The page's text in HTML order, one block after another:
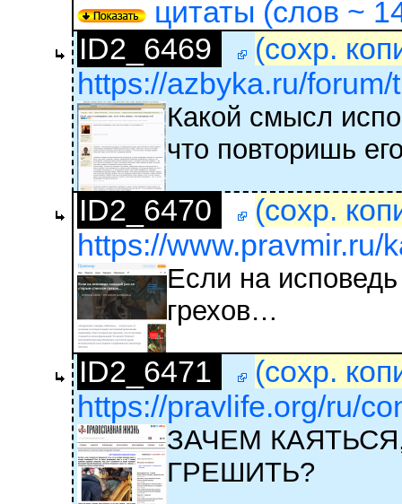
цитаты (слов ~
ID2_6469
(сохр.
https://azbyka.ru/
Какой смысл
что повторишь
ID2_6470
(сохр.
https://www.pravmir.ru/
Если на
грехов…
ID2_6471
(сохр.
https://pravlife.org/ru/
ЗАЧЕМ
ГРЕШИТЬ?